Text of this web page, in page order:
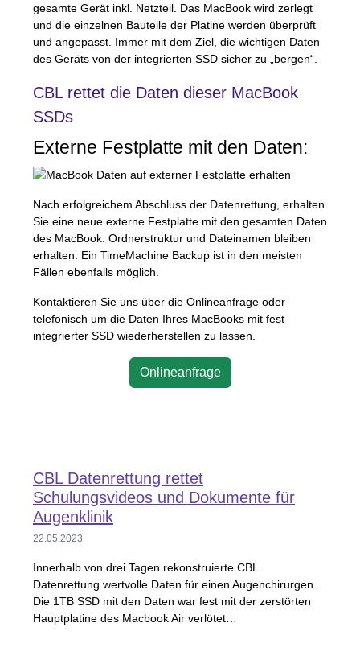
gesamte Gerät inkl. Netzteil. Das MacBook wird zerlegt
und die einzelnen Bauteile der Platine werden überprüft
und angepasst. Immer mit dem Ziel, die wichtigen Daten
des Geräts von der integrierten SSD sicher zu „bergen“.
CBLrettet die Daten dieser MacBook
SSDs
Externe Festplatte mit den Daten:
Nach erfolgreichem Abschluss der Datenrettung, erhalten
Sie eine neue externe Festplatte mit den gesamten Daten
des MacBook. Ordnerstruktur und Dateinamen bleiben
erhalten. Ein TimeMachine Backup ist in den meisten
Fällen ebenfalls möglich.
Kontaktieren Sie uns über die Onlineanfrage oder
telefonisch um die Daten Ihres MacBooks mit fest
integrierter SSD wiederherstellen zu lassen.
Onlineanfrage
CBL Datenrettung rettet
Schulungsvideos und Dokumente für
Augenklinik
22.05.2023
Innerhalb von drei Tagen rekonstruierte CBL
Datenrettung wertvolle Daten für einen Augenchirurgen.
Die 1TB SSD mit den Daten war fest mit der zerstörten
Hauptplatine des Macbook Air verlötet…